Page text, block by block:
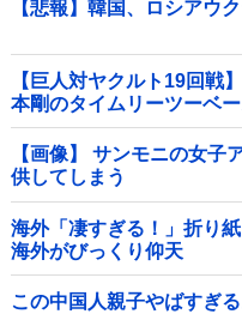
【悲報】韓国、ロシアウ
【巨人対ヤクルト19回戦
本剛のタイムリーツーベ
る！！！！！！！！他
【画像】 サンモニの女子
供してしまう
海外「凄すぎる！」折り
海外がびっくり仰天
この中国人親子やばすぎ